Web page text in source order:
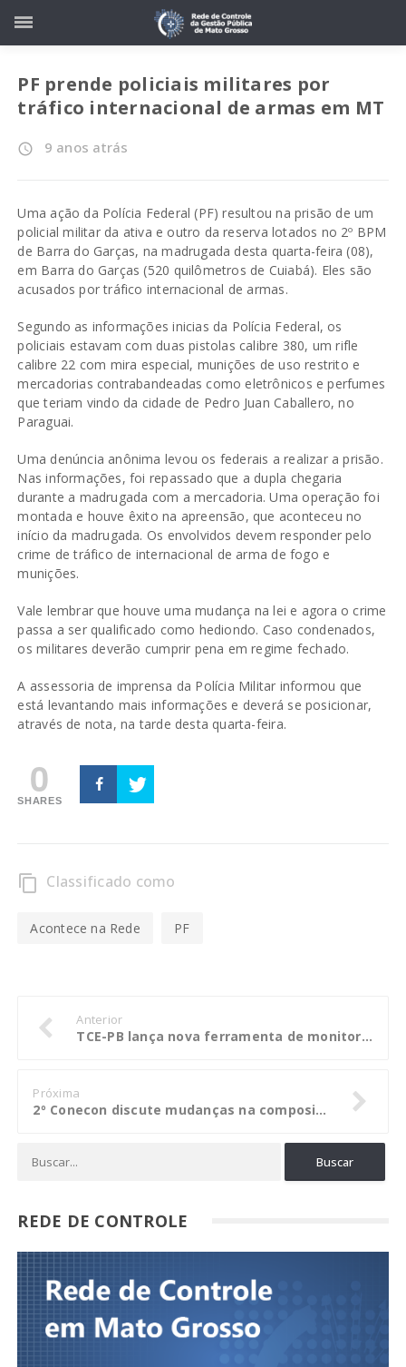
PF prende policiais militares por
tráfico internacional de armas em MT
access_time 9 anos atrás
Uma ação da Polícia Federal (PF) resultou na prisão de um
policial militar da ativa e outro da reserva lotados no 2º BPM
de Barra do Garças, na madrugada desta quarta-feira (08),
em Barra do Garças (520 quilômetros de Cuiabá). Eles são
acusados por tráfico internacional de armas.
Segundo as informações inicias da Polícia Federal, os
policiais estavam com duas pistolas calibre 380, um rifle
calibre 22 com mira especial, munições de uso restrito e
mercadorias contrabandeadas como eletrônicos e perfumes
que teriam vindo da cidade de Pedro Juan Caballero, no
Paraguai.
Uma denúncia anônima levou os federais a realizar a prisão.
Nas informações, foi repassado que a dupla chegaria
durante a madrugada com a mercadoria. Uma operação foi
montada e houve êxito na apreensão, que aconteceu no
início da madrugada. Os envolvidos devem responder pelo
crime de tráfico de internacional de arma de fogo e
munições.
Vale lembrar que houve uma mudança na lei e agora o crime
passa a ser qualificado como hediondo. Caso condenados,
os militares deverão cumprir pena em regime fechado.
A assessoria de imprensa da Polícia Militar informou que
está levantando mais informações e deverá se posicionar,
através de nota, na tarde desta quarta-feira.
0
SHARES
content_copy Classificado como
Acontece na Rede PF
Anterior
TCE-PB lança nova ferramenta de monitoramento que detalha gastos com combustível nos municípios
Próxima
2º Conecon discute mudanças na composição dos Tribunais de Contas
REDE DE CONTROLE